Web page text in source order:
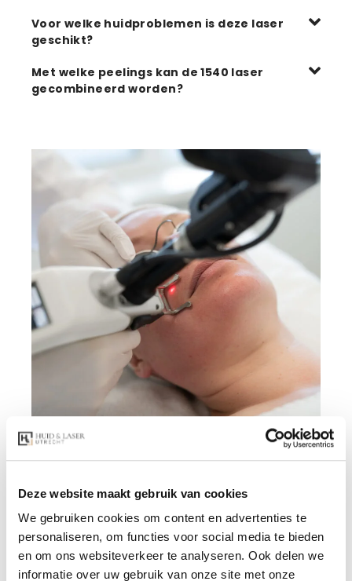
Deze website maakt gebruik van cookies
We gebruiken cookies om content en advertenties te
personaliseren, om functies voor social media te bieden
en om ons websiteverkeer te analyseren. Ook delen we
informatie over uw gebruik van onze site met onze
Voor welke huidproblemen is deze laser
geschikt?
Met welke peelings kan de 1540 laser
gecombineerd worden?